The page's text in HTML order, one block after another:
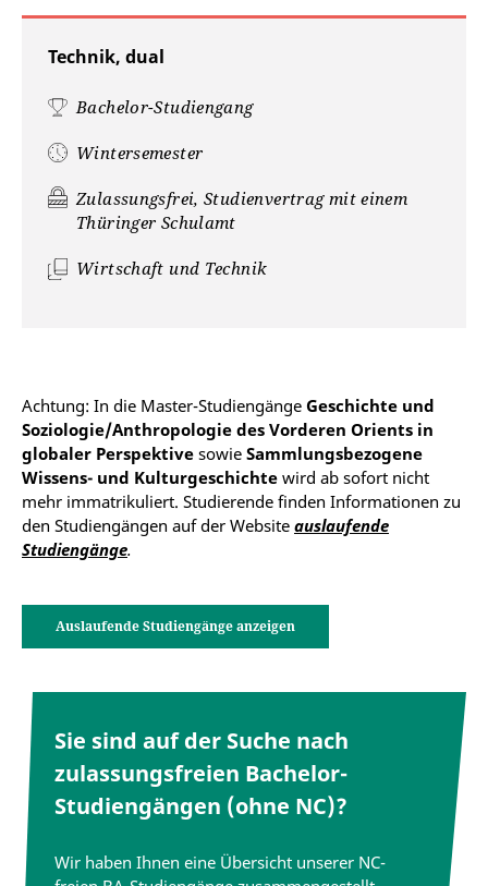
Technik, dual
Bachelor-Studiengang
Wintersemester
Zulassungsfrei, Studienvertrag mit einem
Thüringer Schulamt
Wirtschaft und Technik
Achtung: In die Master-Studiengänge Geschichte und
Soziologie/Anthropologie des Vorderen Orients in
globaler Perspektive sowie Sammlungsbezogene
Wissens- und Kulturgeschichte wird ab sofort nicht
mehr immatrikuliert. Studierende finden Informationen zu
den Studiengängen auf der Website auslaufende
Studiengänge.
Auslaufende Studiengänge anzeigen
Sie sind auf der Suche nach
zulassungsfreien Bachelor-
Studiengängen (ohne NC)?
Wir haben Ihnen eine Übersicht unserer NC-